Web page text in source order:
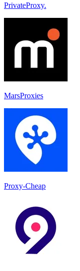
PrivateProxy.
MarsProxies
Proxy-Cheap